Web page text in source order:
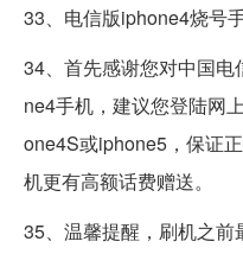
33、电信版iphone4烧号
34、首先感谢您对中国
ne4手机，建议您登陆网
one4S或iphone5，保证
机更有高额话费赠送。
35、温馨提醒，刷机之